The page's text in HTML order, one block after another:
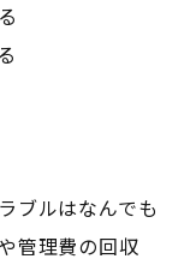
ブルはなんでも
管理費の回収